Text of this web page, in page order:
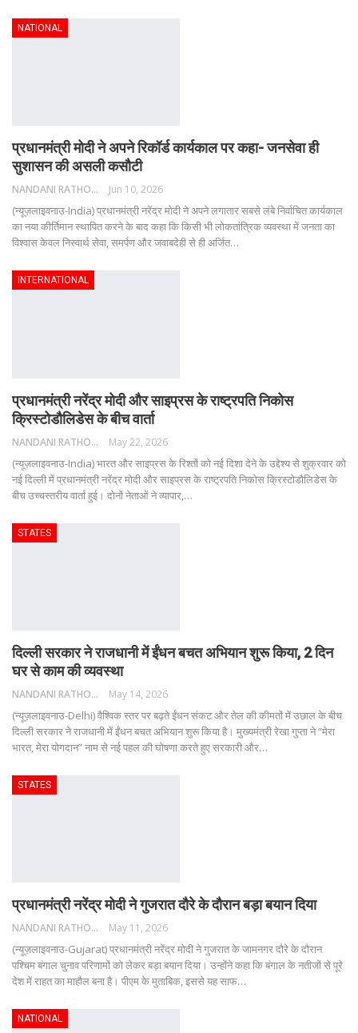
NATIONAL
प्रधानमंत्री मोदी ने अपने रिकॉर्ड कार्यकाल पर कहा- जनसेवा ही
सुशासन की असली कसौटी
NANDANI RATHORE Jun 10, 2026
(न्यूज़लाइवनाउ-India) प्रधानमंत्री नरेंद्र मोदी ने अपने लगातार सबसे लंबे निर्वाचित कार्यकाल
का नया कीर्तिमान स्थापित करने के बाद कहा कि किसी भी लोकतांत्रिक व्यवस्था में जनता का
विश्वास केवल निस्वार्थ सेवा, समर्पण और जवाबदेही से ही अर्जित…
INTERNATIONAL
प्रधानमंत्री नरेंद्र मोदी और साइप्रस के राष्ट्रपति निकोस
क्रिस्टोडौलिडेस के बीच वार्ता
NANDANI RATHORE May 22, 2026
(न्यूज़लाइवनाउ-India) भारत और साइप्रस के रिश्तों को नई दिशा देने के उद्देश्य से शुक्रवार को
नई दिल्ली में प्रधानमंत्री नरेंद्र मोदी और साइप्रस के राष्ट्रपति निकोस क्रिस्टोडौलिडेस के
बीच उच्चस्तरीय वार्ता हुई। दोनों नेताओं ने व्यापार, …
STATES
दिल्ली सरकार ने राजधानी में ईंधन बचत अभियान शुरू किया, 2 दिन
घर से काम की व्यवस्था
NANDANI RATHORE May 14, 2026
(न्यूज़लाइवनाउ-Delhi) वैश्विक स्तर पर बढ़ते ईंधन संकट और तेल की कीमतों में उछाल के बीच
दिल्ली सरकार ने राजधानी में ईंधन बचत अभियान शुरू किया है। मुख्यमंत्री रेखा गुप्ता ने “मेरा
भारत, मेरा योगदान” नाम से नई पहल की घोषणा करते हुए सरकारी और…
STATES
प्रधानमंत्री नरेंद्र मोदी ने गुजरात दौरे के दौरान बड़ा बयान दिया
NANDANI RATHORE May 11, 2026
(न्यूज़लाइवनाउ-Gujarat) प्रधानमंत्री नरेंद्र मोदी ने गुजरात के जामनगर दौरे के दौरान
पश्चिम बंगाल चुनाव परिणामों को लेकर बड़ा बयान दिया। उन्होंने कहा कि बंगाल के नतीजों से पूरे
देश में राहत का माहौल बना है। पीएम के मुताबिक, इससे यह साफ…
NATIONAL